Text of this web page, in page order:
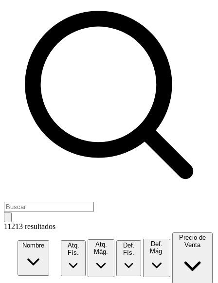
11213 resultados
Nombre
Atq.
Fís.
Atq.
Mág.
Def.
Fís.
Def.
Mág.
Precio de
Venta